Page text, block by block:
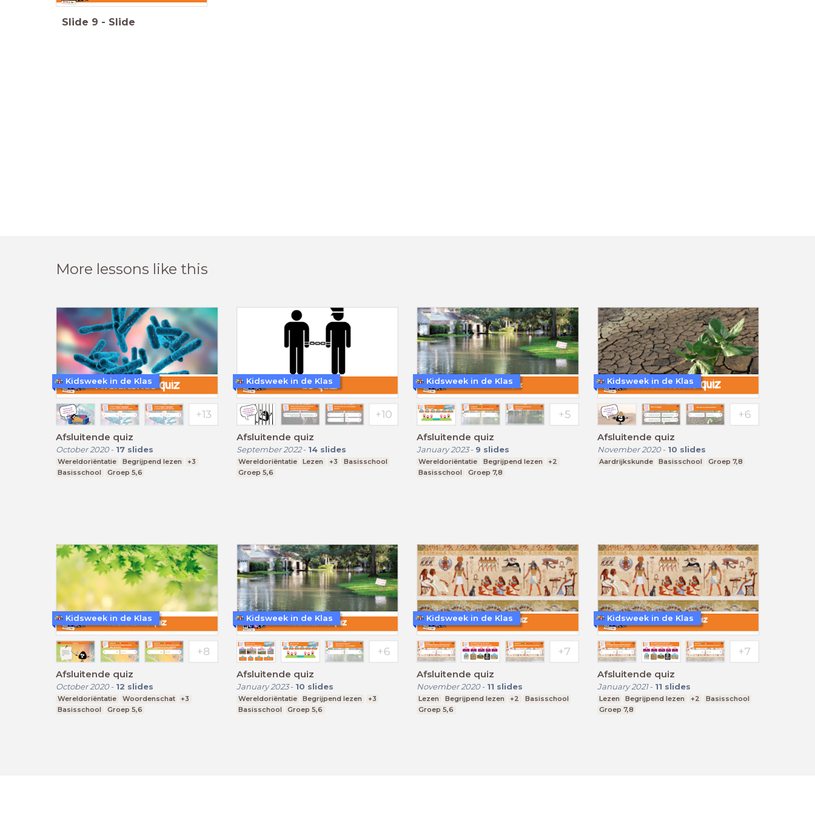
Slide 9 - Slide
More lessons like this
Afsluitende quiz
October 2020- 17 slides
Wereldoriëntatie Begrijpend lezen
+3
Basisschool
Groep 5,6
Kidsweek in de Klas
Afsluitende quiz
September 2022- 14 slides
Wereldoriëntatie Lezen +3
Basisschool
Groep 5,6
Kidsweek in de Klas
Afsluitende quiz
January 2023- 9 slides
Wereldoriëntatie Begrijpend lezen
+2
Basisschool
Groep 7,8
Kidsweek in de Klas
Afsluitende quiz
November 2020- 10 slides
Aardrijkskunde Basisschool Groep 7,8
Kidsweek in de Klas
Afsluitende quiz
October 2020- 12 slides
Wereldoriëntatie Woordenschat
+3
Basisschool
Groep 5,6
Kidsweek in de Klas
Afsluitende quiz
January 2023- 10 slides
Wereldoriëntatie Begrijpend lezen
+3
Basisschool
Groep 5,6
Kidsweek in de Klas
Afsluitende quiz
November 2020- 11 slides
Lezen Begrijpend lezen +2
Basisschool
Groep 5,6
Kidsweek in de Klas
Afsluitende quiz
January 2021- 11 slides
Lezen Begrijpend lezen +2
Basisschool
Groep 7,8
Kidsweek in de Klas